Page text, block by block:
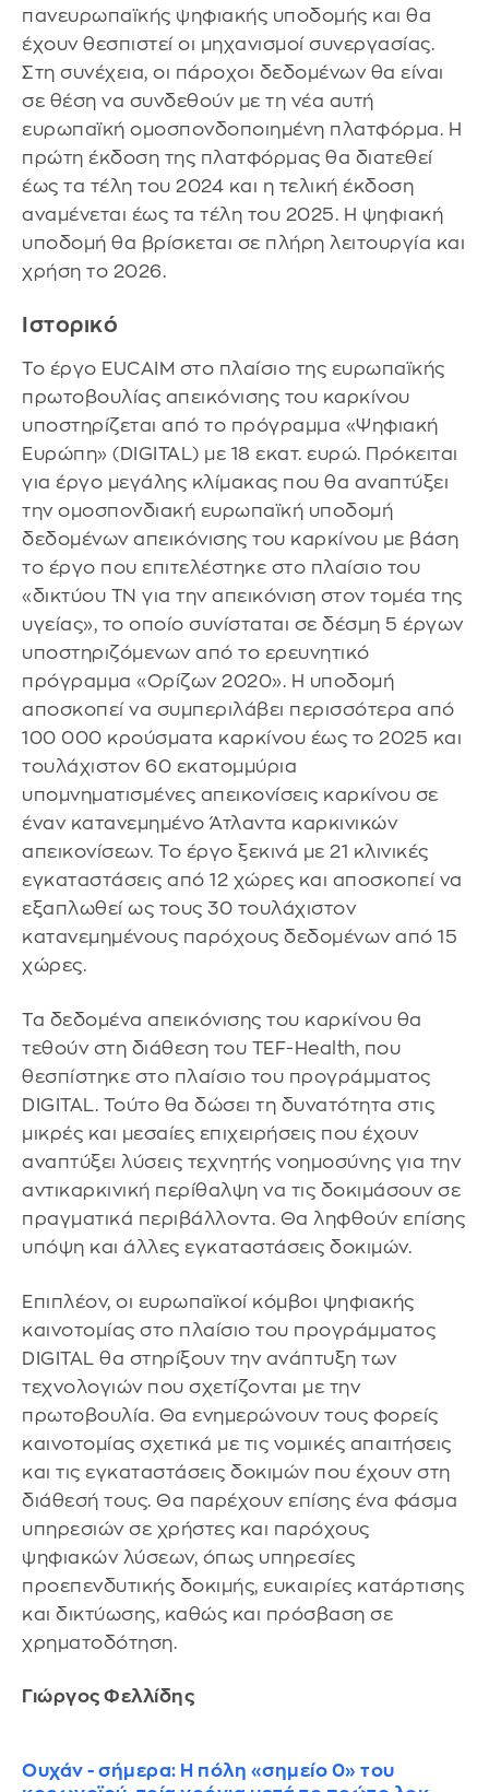
πανευρωπαϊκής ψηφιακής υποδομής και θα
έχουν θεσπιστεί οι μηχανισμοί συνεργασίας.
Στη συνέχεια, οι πάροχοι δεδομένων θα είναι
σε θέση να συνδεθούν με τη νέα αυτή
ευρωπαϊκή ομοσπονδοποιημένη πλατφόρμα. Η
πρώτη έκδοση της πλατφόρμας θα διατεθεί
έως τα τέλη του 2024 και η τελική έκδοση
αναμένεται έως τα τέλη του 2025. Η ψηφιακή
υποδομή θα βρίσκεται σε πλήρη λειτουργία και
χρήση το 2026.
Ιστορικό
Το έργο EUCAIM στο πλαίσιο της ευρωπαϊκής
πρωτοβουλίας απεικόνισης του καρκίνου
υποστηρίζεται από το πρόγραμμα «Ψηφιακή
Ευρώπη» (DIGITAL) με 18 εκατ. ευρώ. Πρόκειται
για έργο μεγάλης κλίμακας που θα αναπτύξει
την ομοσπονδιακή ευρωπαϊκή υποδομή
δεδομένων απεικόνισης του καρκίνου με βάση
το έργο που επιτελέστηκε στο πλαίσιο του
«δικτύου ΤΝ για την απεικόνιση στον τομέα της
υγείας», το οποίο συνίσταται σε δέσμη 5 έργων
υποστηριζόμενων από το ερευνητικό
πρόγραμμα «Ορίζων 2020». Η υποδομή
αποσκοπεί να συμπεριλάβει περισσότερα από
100 000 κρούσματα καρκίνου έως το 2025 και
τουλάχιστον 60 εκατομμύρια
υπομνηματισμένες απεικονίσεις καρκίνου σε
έναν κατανεμημένο Άτλαντα καρκινικών
απεικονίσεων. Το έργο ξεκινά με 21 κλινικές
εγκαταστάσεις από 12 χώρες και αποσκοπεί να
εξαπλωθεί ως τους 30 τουλάχιστον
κατανεμημένους παρόχους δεδομένων από 15
χώρες.
Τα δεδομένα απεικόνισης του καρκίνου θα
τεθούν στη διάθεση του TEF-Health, που
θεσπίστηκε στο πλαίσιο του προγράμματος
DIGITAL. Τούτο θα δώσει τη δυνατότητα στις
μικρές και μεσαίες επιχειρήσεις που έχουν
αναπτύξει λύσεις τεχνητής νοημοσύνης για την
αντικαρκινική περίθαλψη να τις δοκιμάσουν σε
πραγματικά περιβάλλοντα. Θα ληφθούν επίσης
υπόψη και άλλες εγκαταστάσεις δοκιμών.
Επιπλέον, οι ευρωπαϊκοί κόμβοι ψηφιακής
καινοτομίας στο πλαίσιο του προγράμματος
DIGITAL θα στηρίξουν την ανάπτυξη των
τεχνολογιών που σχετίζονται με την
πρωτοβουλία. Θα ενημερώνουν τους φορείς
καινοτομίας σχετικά με τις νομικές απαιτήσεις
και τις εγκαταστάσεις δοκιμών που έχουν στη
διάθεσή τους. Θα παρέχουν επίσης ένα φάσμα
υπηρεσιών σε χρήστες και παρόχους
ψηφιακών λύσεων, όπως υπηρεσίες
προεπενδυτικής δοκιμής, ευκαιρίες κατάρτισης
και δικτύωσης, καθώς και πρόσβαση σε
χρηματοδότηση.
Γιώργος Φελλίδης
Ουχάν - σήμερα: Η πόλη «σημείο 0» του